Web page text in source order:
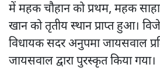
में महक चौहान को प्रथम, महक
खान को तृतीय स्थान प्राप्त हुआ।
विधायक सदर अनुपमा जायसवाल
जायसवाल द्वारा पुरस्कृत किया गया।